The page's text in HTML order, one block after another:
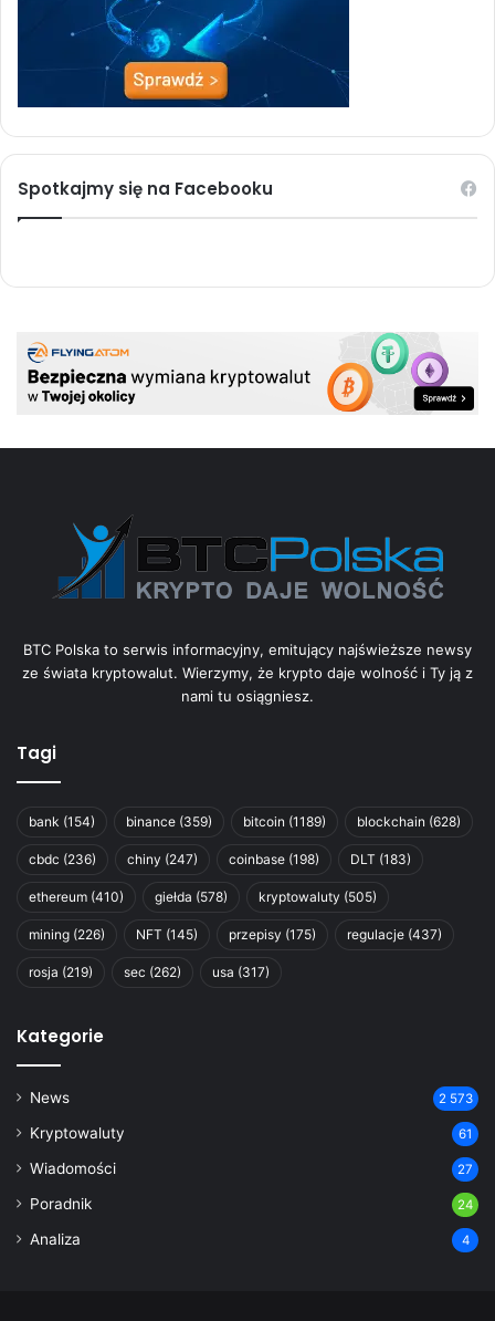
Spotkajmy się na Facebooku
BTC Polska to serwis informacyjny, emitujący najświeższe newsy
ze świata kryptowalut. Wierzymy, że krypto daje wolność i Ty ją z
nami tu osiągniesz.
Tagi
bank (154) binance (359) bitcoin (1189) blockchain (628)
cbdc (236) chiny (247) coinbase (198) DLT (183)
ethereum (410) giełda (578) kryptowaluty (505)
mining (226) NFT (145) przepisy (175) regulacje (437)
rosja (219) sec (262) usa (317)
Kategorie
News 2 573
Kryptowaluty 61
Wiadomości 27
Poradnik 24
Analiza 4